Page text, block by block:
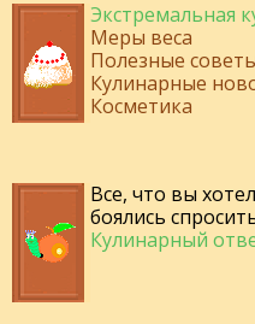
Экстремальная
Меры веса
Полезные
Кулинарные
Косметика
Все, что вы
боялись
Кулинарный